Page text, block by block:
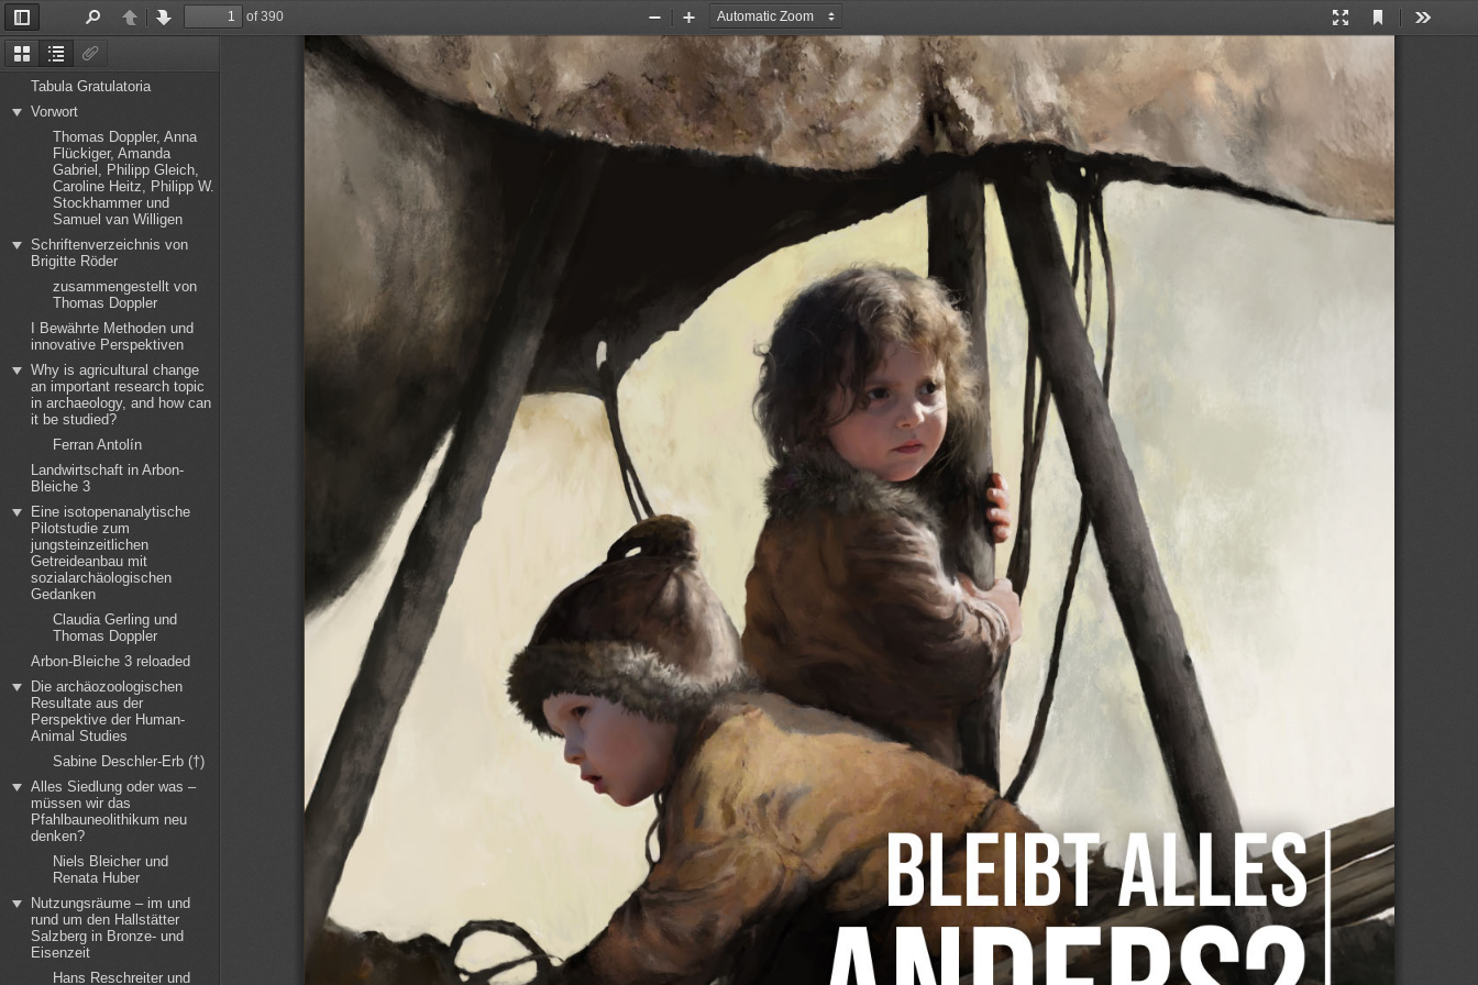
ThumbnailsDocument
Outline
Tabula Gratulatoria
Vorwort
Thomas Doppler, Anna
Flückiger, Amanda
Gabriel, Philipp Gleich,
Caroline Heitz, Philipp W.
Stockhammer und
Samuel van Willigen
Schriftenverzeichnis von
Brigitte Röder
zusammengestellt von
Thomas Doppler
I Bewährte Methoden und
innovative Perspektiven
Why is agricultural change
an important research topic
in archaeology, and how can
it be studied?
Ferran Antolín
Landwirtschaft in Arbon-
Bleiche 3
Eine isotopenanalytische
Pilotstudie zum
jungsteinzeitlichen
Getreideanbau mit
sozialarchäologischen
Gedanken
Claudia Gerling und
Thomas Doppler
Arbon-Bleiche 3 reloaded
Die archäozoologischen
Resultate aus der
Perspektive der Human-
Animal Studies
Sabine Deschler-Erb (†)
Alles Siedlung oder was –
müssen wir das
Pfahlbauneolithikum neu
denken?
Niels Bleicher und
Renata Huber
Nutzungsräume – im und
rund um den Hallstätter
Salzberg in Bronze- und
Eisenzeit
Hans Reschreiter und
Toggle
Sidebar
PreviousNext
of 390
Presentation
Current
Zoom
Out
Zoom
In